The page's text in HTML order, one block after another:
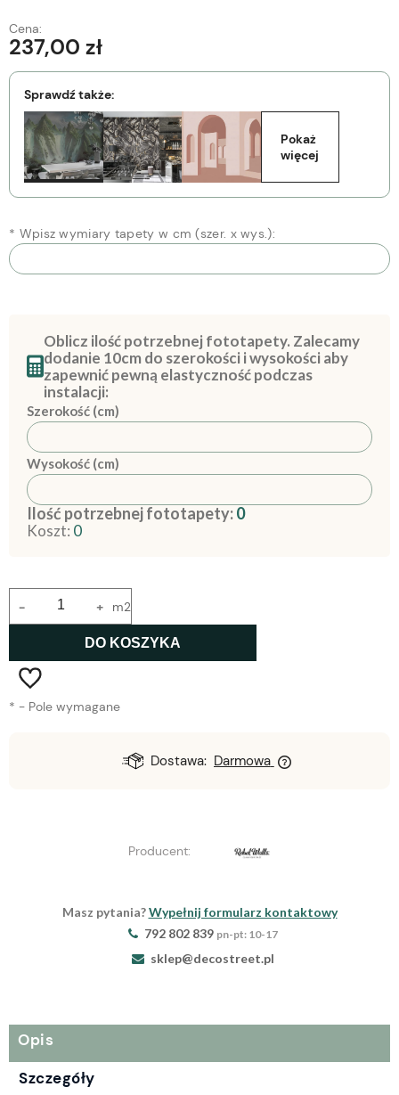
Cena:
237,00 zł
Sprawdź także:
Pokaż
więcej
* Wpisz wymiary tapety w cm (szer. x wys.):
Oblicz ilość potrzebnej fototapety. Zalecamy
dodanie 10cm do szerokości i wysokości aby
zapewnić pewną elastyczność podczas
instalacji:
Szerokość (cm)
Wysokość (cm)
Ilość potrzebnej fototapety:0
Koszt: 0
+
- m2
DO KOSZYKA
* - Pole wymagane
Dostawa: Darmowa
Producent:
Masz pytania?Wypełnij formularz kontaktowy
792 802 839 pn-pt: 10-17
sklep@decostreet.pl
Opis
Szczegóły